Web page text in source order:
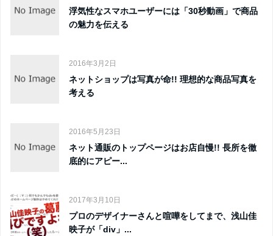
浮気性なスマホユーザーには「30秒動画」で商品
の魅力を伝える
2016年3月2日
ネットショップは写真が命!! 理想的な商品写真を
考える
2016年5月23日
ネット通販のトップページはお店自慢!! 長所を徹
底的にアピー...
2017年3月10日
プロのデザイナーさんと喧嘩をしてまで、浅山佳
映子が「div」...